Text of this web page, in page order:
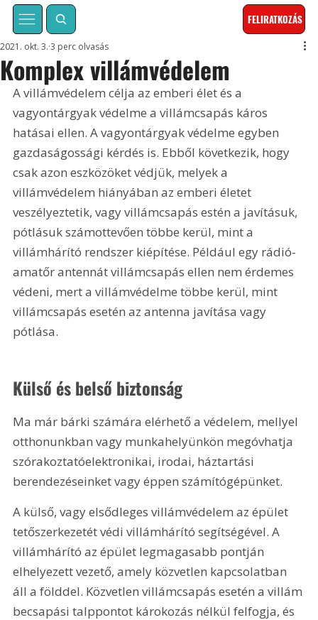
FELIRATKOZÁS
Komplex villámvédelem
2021. okt. 3. 3 perc olvasás
A villámvédelem célja az emberi élet és a
vagyontárgyak védelme a villámcsapás káros
hatásai ellen. A vagyontárgyak védelme egyben
gazdaságossági kérdés is. Ebből következik, hogy
csak azon eszközöket védjük, melyek a
villámvédelem hiányában az emberi életet
veszélyeztetik, vagy villámcsapás estén a javításuk,
pótlásuk számottevően többe kerül, mint a
villámhárító rendszer kiépítése. Például egy rádió­
amatőr antennát villámcsapás ellen nem érdemes
védeni, mert a villámvédelme többe kerül, mint
villámcsapás esetén az antenna javítása vagy
pótlása.
Külső és belső biztonság
Ma már bárki számára elérhető a védelem, mellyel
otthonunkban vagy munkahelyünkön megóvhatja
szórakoztatóelektronikai, irodai, háztartási
berendezéseinket vagy éppen számítógépünket.
A külső, vagy elsődleges villámvédelem az épület
tetőszerkezetét védi villámhárító segítségével. A
villámhárító az épület legmagasabb pontján
elhelyezett vezető, amely közvetlen kapcsolatban
áll a földdel. Közvetlen villámcsapás esetén a villám
becsapási talppontot károkozás nélkül felfogja, és